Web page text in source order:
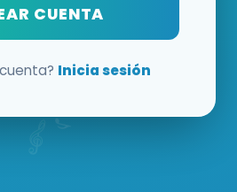
CUENTA
Inicia sesión